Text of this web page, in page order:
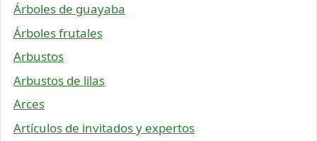
Árboles de guayaba
Árboles frutales
Arbustos
Arbustos de lilas
Arces
Artículos de invitados y expertos